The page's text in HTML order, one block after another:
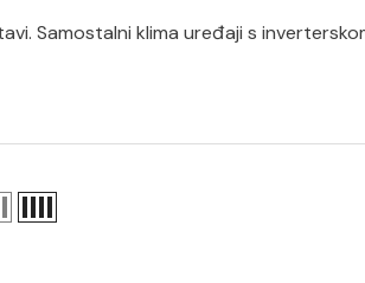
Samostalni klima uređaji s